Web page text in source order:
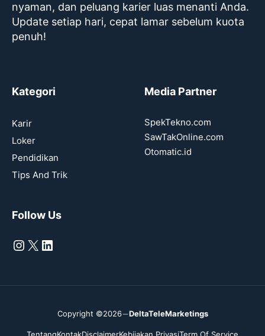
nyaman, dan peluang karier luas menanti Anda.
Update setiap hari, cepat lamar sebelum kuota
penuh!
Kategori
Karir
Loker
Pendidikan
Tips And Trik
Media Partner
SpekTekno.com
SawTakOnline.com
Otomatic.id
Follow Us
Instagram
X LinkedIn
Copyright ©2026 DeltaTeleMarketings